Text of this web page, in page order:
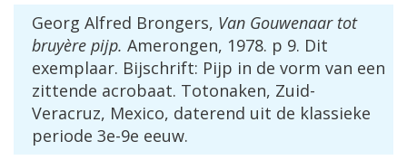
Georg Alfred Brongers, Van Gouwenaar tot
bruyère pijp. Amerongen, 1978. p 9. Dit
exemplaar. Bijschrift: Pijp in de vorm van een
zittende acrobaat. Totonaken, Zuid-
Veracruz, Mexico, daterend uit de klassieke
periode 3e-9e eeuw.